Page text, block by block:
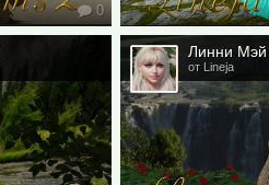
0
Линни Мэй
от Lineja